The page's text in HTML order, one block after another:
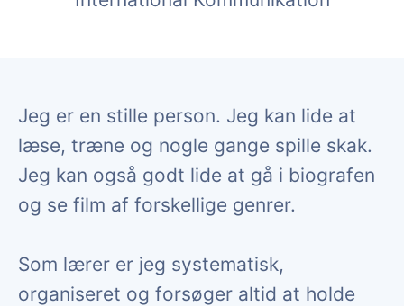
Jeg er en stille person. Jeg kan lide at
læse, træne og nogle gange spille skak.
Jeg kan også godt lide at gå i biografen
og se film af forskellige genrer.
Som lærer er jeg systematisk,
organiseret og forsøger altid at holde